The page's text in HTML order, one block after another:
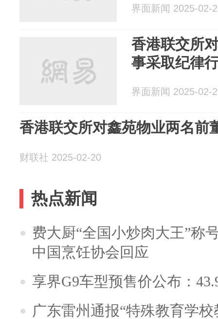
界面新闻 2025-02-
香港联交所
事采取纪律
界面新闻 2025-02-
香港联交所对鑫苑物业两名前
财联社 2025-02-20
热点新闻
费大厨“全国小炒肉大王”称
中国烹饪协会回应
享界G9车型预售价公布：
广东雷州通报“特殊教育学